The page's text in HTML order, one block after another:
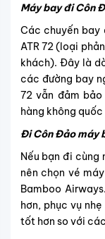
hàng không
Đi Côn Đảo máy
Nếu bạn đi cùng
nên chọn vé
Bamboo
hơn, phục vụ
tốt hơn so với các
Giờ bay đi Côn
Giờ bay có thể
tại Côn Đảo –
nên theo dõi
giờ khởi hành.
giúp giảm thiểu